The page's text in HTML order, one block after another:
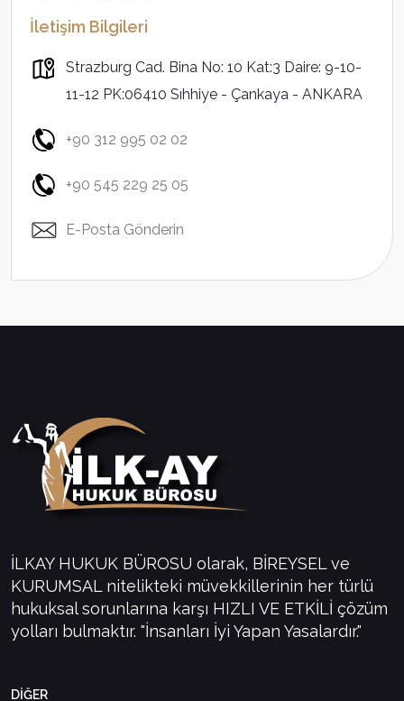
İletişim Bilgileri
Strazburg Cad. Bina No: 10 Kat:3 Daire: 9-10-
11-12 PK:06410 Sıhhiye - Çankaya - ANKARA
+90 312 995 02 02
+90 545 229 25 05
E-Posta Gönderin
İLKAY HUKUK BÜROSU olarak, BİREYSEL ve
KURUMSAL nitelikteki müvekkillerinin her türlü
hukuksal sorunlarına karşı HIZLI VE ETKİLİ çözüm
yolları bulmaktır. "İnsanları İyi Yapan Yasalardır."
DİĞER